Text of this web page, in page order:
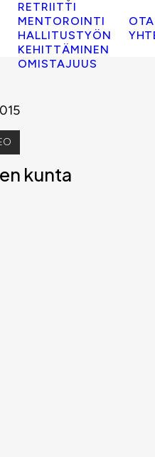
RETRIITTI
MENTOROINTI
HALLITUSTYÖN
KEHITTÄMINEN
OMISTAJUUS
OTA
kunta